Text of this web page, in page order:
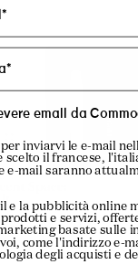
email da
inviarvi le e-mail
scelto il francese,
e-mail saranno
e la pubblicità online
e servizi,
basate sulle
come l'indirizzo e-
degli acquisti e